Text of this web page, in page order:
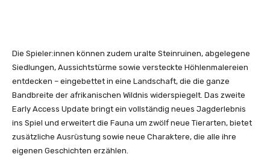
Die Spieler:innen können zudem uralte Steinruinen, abgelegene
Siedlungen, Aussichtstürme sowie versteckte Höhlenmalereien
entdecken – eingebettet in eine Landschaft, die die ganze
Bandbreite der afrikanischen Wildnis widerspiegelt. Das zweite
Early Access Update bringt ein vollständig neues Jagderlebnis
ins Spiel und erweitert die Fauna um zwölf neue Tierarten, bietet
zusätzliche Ausrüstung sowie neue Charaktere, die alle ihre
eigenen Geschichten erzählen.